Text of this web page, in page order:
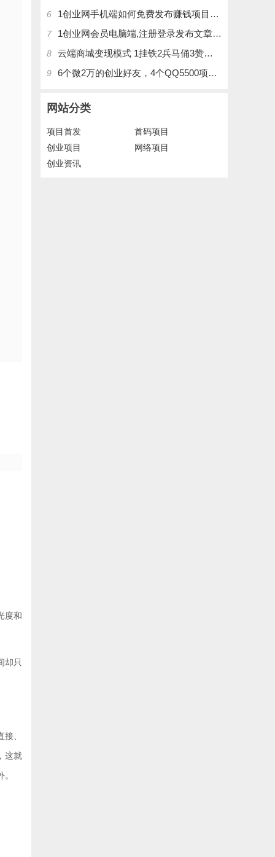
度和
却只
、
这就
6 1创业网手机端如何免费发布赚钱项目文章
7 1创业网会员电脑端,注册登录发布文章,操作介绍
8 云端商城变现模式 1挂铁2兵马俑3赞刷4涨粉，带你玩.赚风口项日
9 6个微2万的创业好友，4个QQ5500项目好友，QQ每天在线人数2400人、承接朋友圈广告投放
网站分类
项目首发
首码项目
创业项目
网络项目
创业资讯